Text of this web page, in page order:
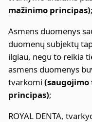
mažinimo principas);
Asmens duomenys
duomenų subjektų
ilgiau, negu to reikia
asmens duomenys
tvarkomi
principas);
ROYAL DENTA,